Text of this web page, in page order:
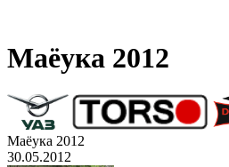
Маёука 2012
Маёука 2012
30.05.2012